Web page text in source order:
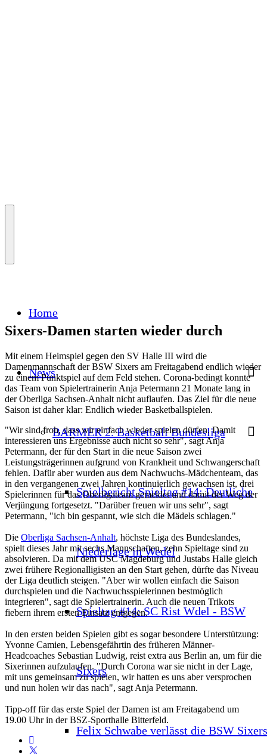
Home
News
BARMER 2. Basketball Bundesliga
Spielbericht Spieltag #14: Deutliche
Niederlage in Wedel
Spieltag #14: SC Rist Wdel - BSW
Sixers
Felix Schwabe verlässt die BSW Sixers
Sixers-Damen starten wieder durch
Mit einem Heimspiel gegen den SV Halle III wird die
Damenmannschaft der BSW Sixers am Freitagabend endlich wieder
zu einem Punktspiel auf dem Feld stehen. Corona-bedingt konnte
das Team von Spielertrainerin Anja Petermann 21 Monate lang in
der Oberliga Sachsen-Anhalt nicht auflaufen. Das Ziel für die neue
Saison ist daher klar: Endlich wieder Basketballspielen.
"Wir sind froh, dass wir einfach wieder spielen dürfen. Damit
interessieren uns Ergebnisse auch nicht so sehr", sagt Anja
Petermann, der für den Start in die neue Saison zwei
Leistungsträgerinnen aufgrund von Krankheit und Schwangerschaft
fehlen. Dafür aber wurden aus dem Nachwuchs-Mädchenteam, das
in den vergangenen zwei Jahren kontinuierlich gewachsen ist, drei
Spielerinnen für das Oberligateam gemeldet und damit der Weg der
Verjüngung fortgesetzt. "Darüber freuen wir uns sehr", sagt
Petermann, "ich bin gespannt, wie sich die Mädels schlagen."
Die Oberliga Sachsen-Anhalt, höchste Liga des Bundeslandes,
spielt dieses Jahr mit sechs Mannschaften, zehn Spieltage sind zu
absolvieren. Da mit dem USC Magdeburg und Justabs Halle gleich
zwei frühere Regionalligisten an den Start gehen, dürfte das Niveau
der Liga deutlich steigen. "Aber wir wollen einfach die Saison
durchspielen und die Nachwuchsspielerinnen bestmöglich
integrieren", sagt die Spielertrainerin. Auch die neuen Trikots
fiebern ihrem ersten Einsatz entgegen.
In den ersten beiden Spielen gibt es sogar besondere Unterstützung:
Yvonne Camien, Lebensgefährtin des früheren Männer-
Headcoaches Sebastian Ludwig, reist extra aus Berlin an, um für die
Sixerinnen aufzulaufen. "Durch Corona war sie nicht in der Lage,
mit uns gemeinsam zu spielen, wir hatten es uns aber versprochen
und nun holen wir das nach", sagt Anja Petermann.
Tipp-off für das erste Spiel der Damen ist am Freitagabend um
19.00 Uhr in der BSZ-Sporthalle Bitterfeld.